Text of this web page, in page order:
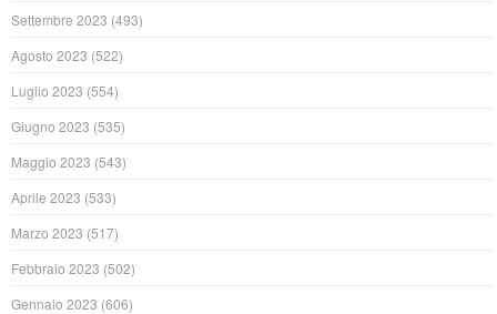
Settembre 2023 (493)
Agosto 2023 (522)
Luglio 2023 (554)
Giugno 2023 (535)
Maggio 2023 (543)
Aprile 2023 (533)
Marzo 2023 (517)
Febbraio 2023 (502)
Gennaio 2023 (606)